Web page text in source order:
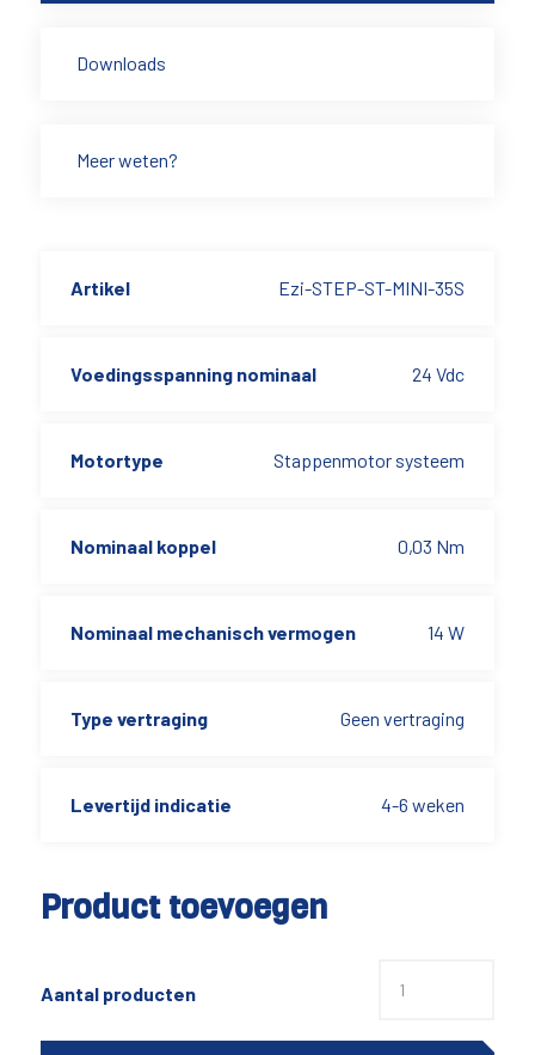
Product toevoegen
Aantal producten
Downloads
Meer weten?
Artikel Ezi-STEP-ST-MINI-35S
Voedingsspanning nominaal 24 Vdc
Motortype Stappenmotor systeem
Nominaal koppel 0,03 Nm
Nominaal mechanisch vermogen 14 W
Type vertraging Geen vertraging
Levertijd indicatie 4-6 weken